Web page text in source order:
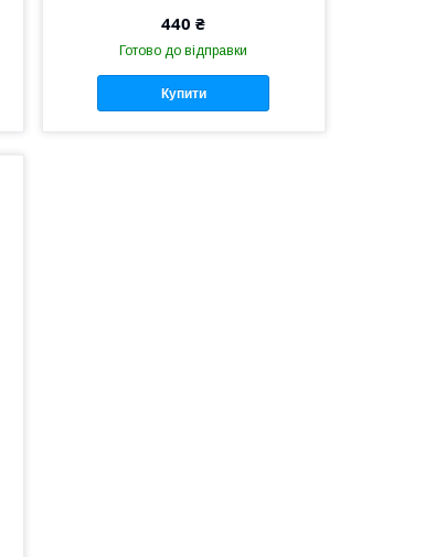
440 ₴
Готово до відправки
Купити